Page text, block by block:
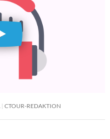
CTOUR-REDAKTION